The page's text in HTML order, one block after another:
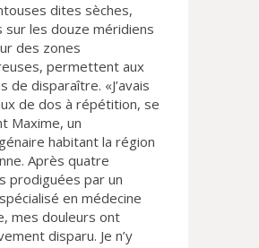
dites sèches,
sur les douze méridiens
des zones
permettent aux
de disparaître. «J’avais
de dos à répétition, se
Maxime, un
habitant la région
Après quatre
prodiguées par un
en médecine
mes douleurs ont
disparu. Je n’y